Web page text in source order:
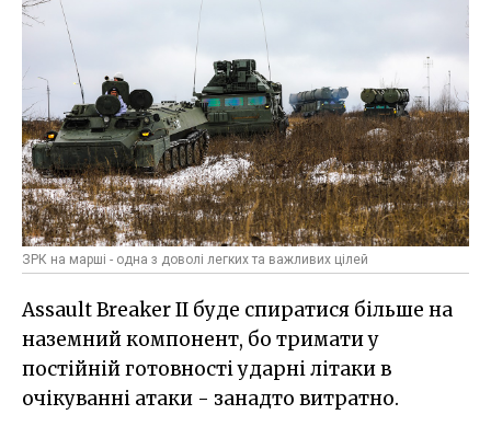
ЗРК на марші - одна з доволі легких та важливих цілей
Assault Breaker II буде спиратися більше на
наземний компонент, бо тримати у
постійній готовності ударні літаки в
очікуванні атаки - занадто витратно.